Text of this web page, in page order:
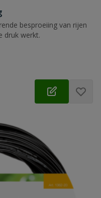
besproeiing van rijen
druk werkt.